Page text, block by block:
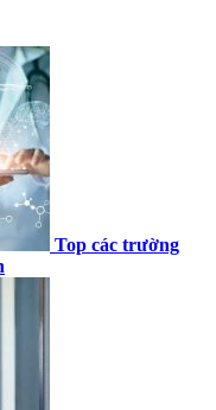
Top các trường